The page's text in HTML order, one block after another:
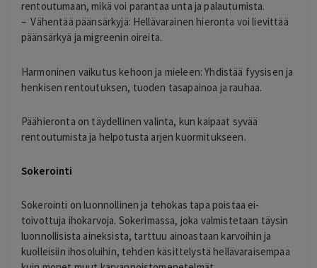
rentoutumaan, mikä voi parantaa unta ja palautumista.
– Vähentää päänsärkyjä: Hellävarainen hieronta voi lievittää
päänsärkyä ja migreenin oireita.
Harmoninen vaikutus kehoon ja mieleen: Yhdistää fyysisen ja
henkisen rentoutuksen, tuoden tasapainoa ja rauhaa.
Päähieronta on täydellinen valinta, kun kaipaat syvää
rentoutumista ja helpotusta arjen kuormitukseen.
Sokerointi
Sokerointi on luonnollinen ja tehokas tapa poistaa ei-
toivottuja ihokarvoja. Sokerimassa, joka valmistetaan täysin
luonnollisista aineksista, tarttuu ainoastaan karvoihin ja
kuolleisiin ihosoluihin, tehden käsittelystä hellävaraisempaa